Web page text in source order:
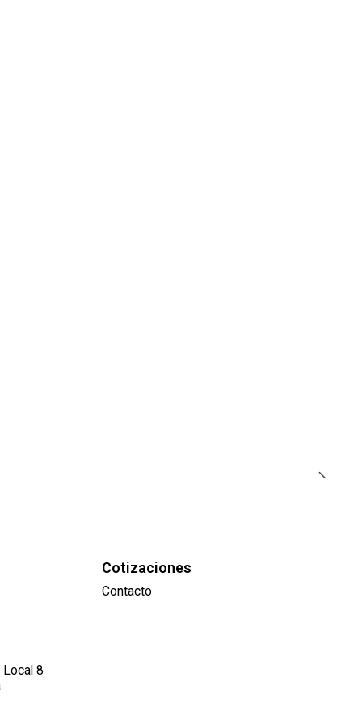
8
Cotizaciones
Contacto